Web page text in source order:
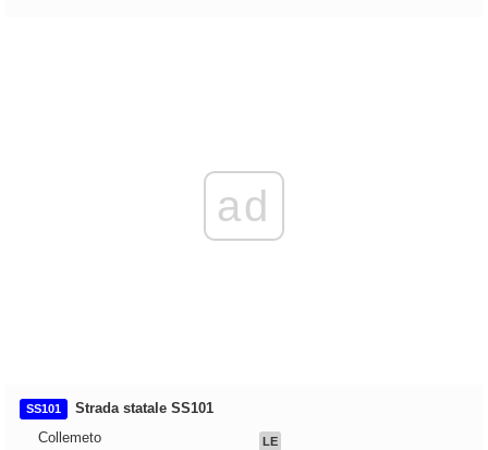
ad
SS101
Strada statale SS101
Collemeto
LE